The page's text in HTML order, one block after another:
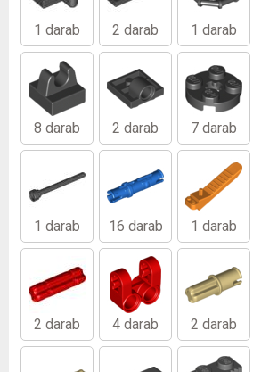
1 darab 2 darab 1 darab
8 darab 2 darab 7 darab
1 darab 16 darab 1 darab
2 darab 4 darab 2 darab